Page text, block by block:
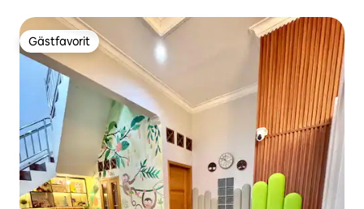
Gästfavorit
Gästfavorit